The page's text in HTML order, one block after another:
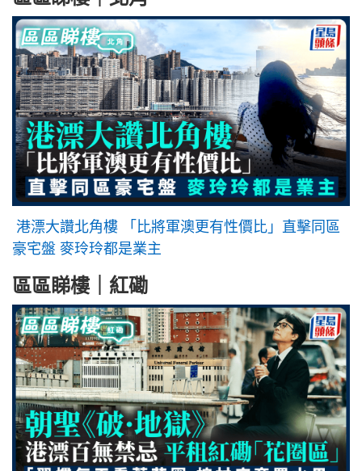
港漂大讚北角樓 「比將軍澳更有性價比」直擊同區
豪宅盤 麥玲玲都是業主
區區睇樓｜紅磡